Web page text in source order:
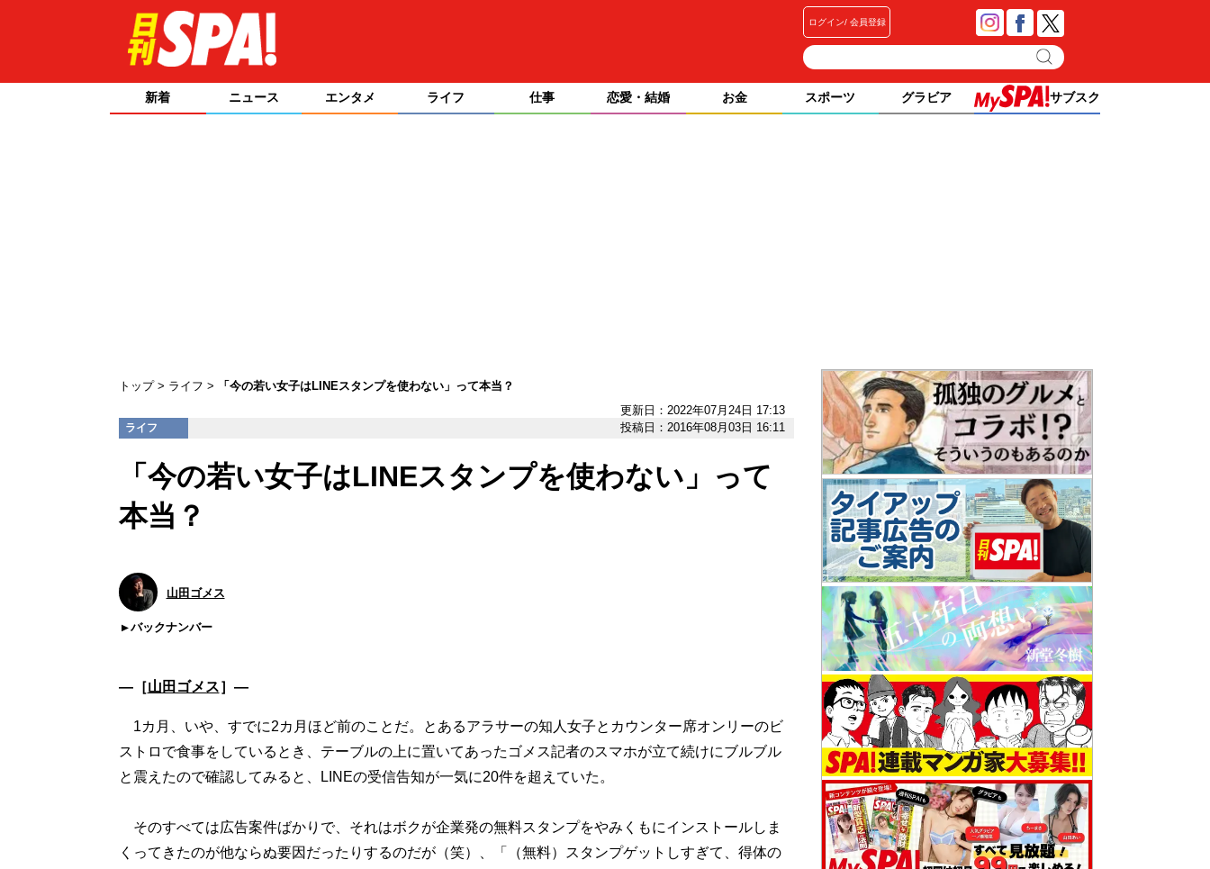
ログイン 会員登録
新着 ニュース エンタメ ライフ 仕事 恋愛・結婚 お金 スポーツ グラビア サブスク
トップ ライフ
「今の若い女子はLINEスタンプを使わない」って本当？
更新日：2022年07月24日 17:13
ライフ 投稿日：2016年08月03日 16:11
「今の若い女子はLINEスタンプを使わない」って
本当？
山田ゴメス
バックナンバー
―［山田ゴメス］―
1カ月、いや、すでに2カ月ほど前のことだ。とあるアラサーの知人女子とカウンター席オンリーのビ
ストロで食事をしているとき、テーブルの上に置いてあったゴメス記者のスマホが立て続けにブルブル
と震えたので確認してみると、LINEの受信告知が一気に20件を超えていた。
そのすべては広告案件ばかりで、それはボクが企業発の無料スタンプをやみくもにインストールしま
くってきたのが他ならぬ要因だったりするのだが（笑）、「（無料）スタンプゲットしすぎて、得体の